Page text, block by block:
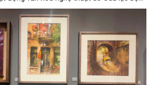
Trung tâm hoạt động Văn hóa Khoa học
tổ chức, chào mừng 950 năm Quốc
và hướng tới kỷ niệm 81 năm Quốc khánh
chủ nghĩa Việt Nam.